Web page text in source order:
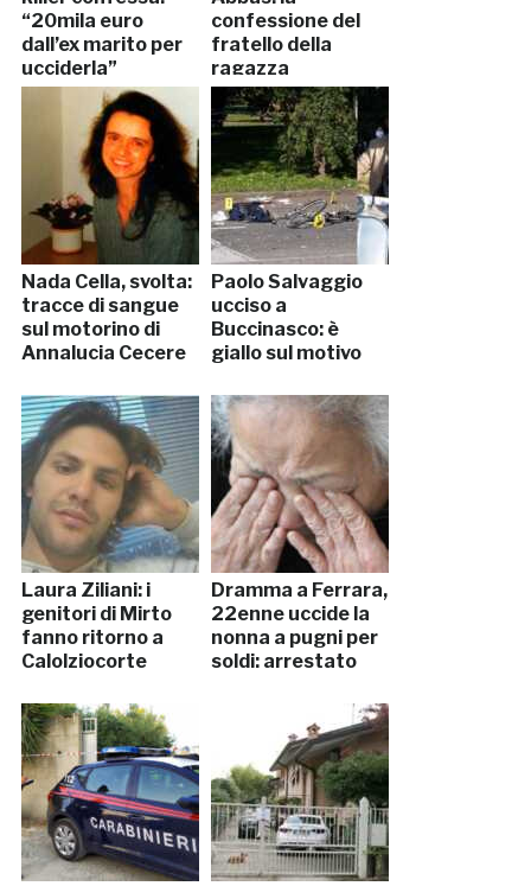
“20mila euro
dall’ex marito per
ucciderla”
confessione del
fratello della
ragazza
Nada Cella, svolta:
tracce di sangue
sul motorino di
Annalucia Cecere
Paolo Salvaggio
ucciso a
Buccinasco: è
giallo sul motivo
Laura Ziliani: i
genitori di Mirto
fanno ritorno a
Calolziocorte
Dramma a Ferrara,
22enne uccide la
nonna a pugni per
soldi: arrestato